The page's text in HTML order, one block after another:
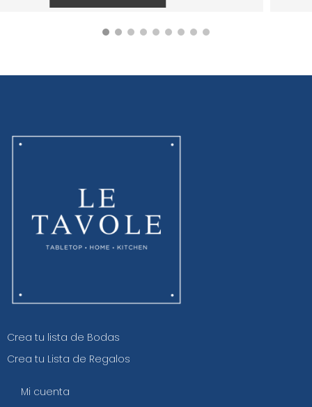
Crea tu lista de Bodas
Crea tu Lista de Regalos
Mi cuenta